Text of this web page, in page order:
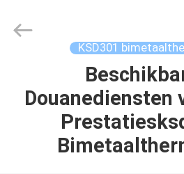
PRODUCTEN
KSD301
Douanediensten